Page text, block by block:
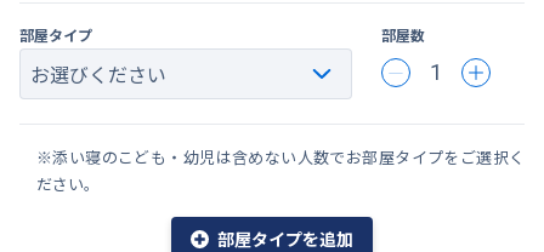
部屋タイプ 部屋数
1
※添い寝のこども・幼児は含めない人数でお部屋タイプをご選択く
ださい。
部屋タイプを追加